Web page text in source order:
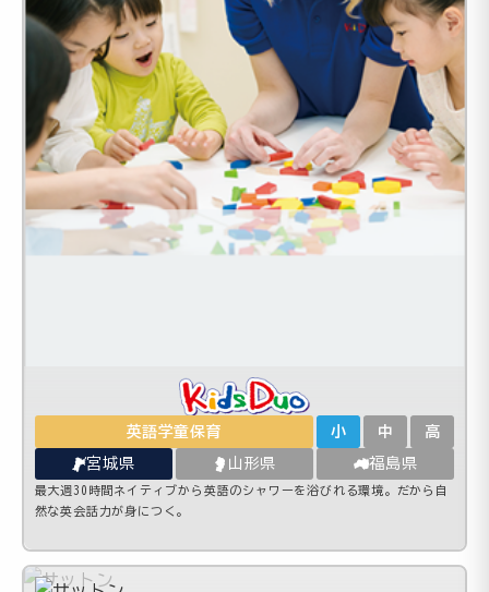
英語学童保育 小 中 高
宮城県 山形県 福島県
最大週30時間ネイティブから英語のシャワーを浴びれる環境。だから自
然な英会話力が身につく。